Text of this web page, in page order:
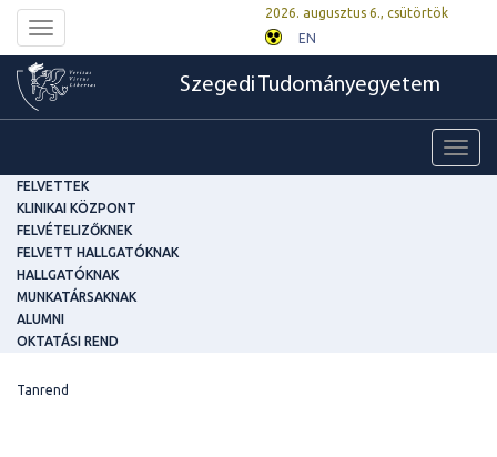
Toggle
navigation
2026. augusztus 6., csütörtök
EN
Szegedi Tudományegyetem
FELVETTEK
KLINIKAI KÖZPONT
FELVÉTELIZŐKNEK
FELVETT HALLGATÓKNAK
HALLGATÓKNAK
MUNKATÁRSAKNAK
ALUMNI
OKTATÁSI REND
Tanrend